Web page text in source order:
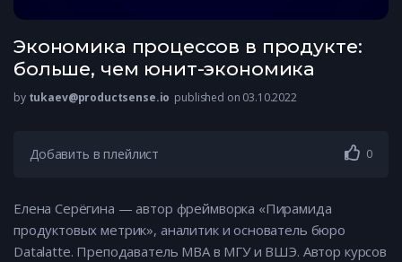
Экономика процессов в продукте:
больше, чем юнит-экономика
by tukaev@productsense.io published on 03.10.2022
Добавить в плейлист 0
Елена Серёгина — автор фреймворка «Пирамида
продуктовых метрик», аналитик и основатель бюро
Datalatte. Преподаватель MBA в МГУ и ВШЭ. Автор курсов